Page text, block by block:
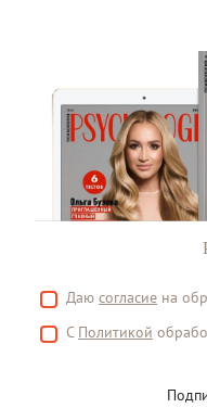
Даю согласие на
С Политикой